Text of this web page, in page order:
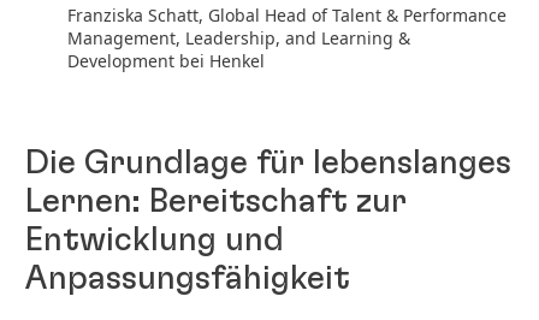
Franziska Schatt, Global Head of Talent & Performance
Management, Leadership, and Learning &
Development bei Henkel
Die Grundlage für lebenslanges
Lernen: Bereitschaft zur
Entwicklung und
Anpassungsfähigkeit